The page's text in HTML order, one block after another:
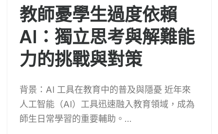
教師憂學生過度依賴
AI：獨立思考與解難能
力的挑戰與對策
背景：AI 工具在教育中的普及與隱憂 近年來
人工智能（AI）工具迅速融入教育領域，成為
師生日常學習的重要輔助。...